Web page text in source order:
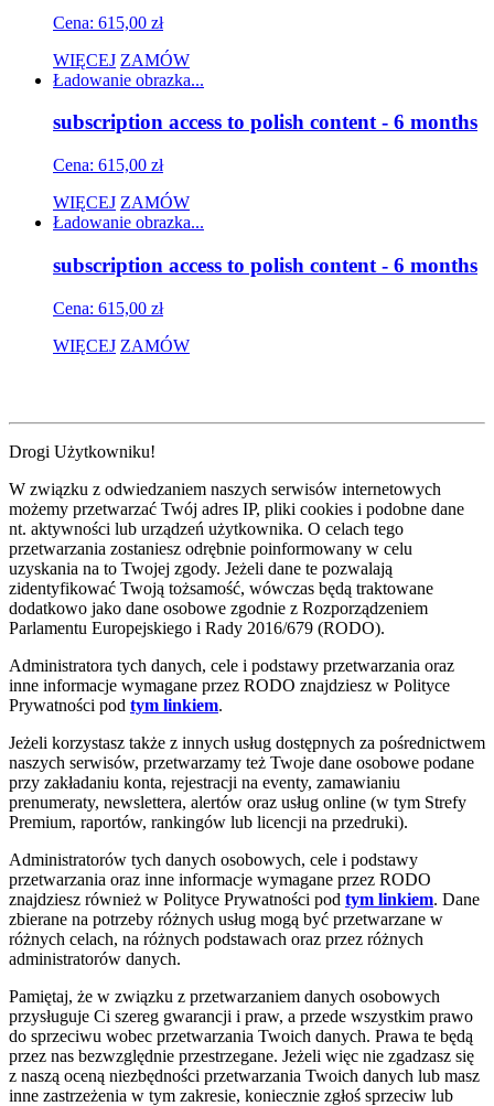
Cena: 615,00 zł
WIĘCEJ ZAMÓW
Ładowanie obrazka...
subscription access to polish content - 6 months
Cena: 615,00 zł
WIĘCEJ ZAMÓW
Ładowanie obrazka...
subscription access to polish content - 6 months
Cena: 615,00 zł
WIĘCEJ ZAMÓW
Drogi Użytkowniku!
W związku z odwiedzaniem naszych serwisów internetowych
możemy przetwarzać Twój adres IP, pliki cookies i podobne dane
nt. aktywności lub urządzeń użytkownika. O celach tego
przetwarzania zostaniesz odrębnie poinformowany w celu
uzyskania na to Twojej zgody. Jeżeli dane te pozwalają
zidentyfikować Twoją tożsamość, wówczas będą traktowane
dodatkowo jako dane osobowe zgodnie z Rozporządzeniem
Parlamentu Europejskiego i Rady 2016/679 (RODO).
Administratora tych danych, cele i podstawy przetwarzania oraz
inne informacje wymagane przez RODO znajdziesz w Polityce
Prywatności pod tym linkiem.
Jeżeli korzystasz także z innych usług dostępnych za pośrednictwem
naszych serwisów, przetwarzamy też Twoje dane osobowe podane
przy zakładaniu konta, rejestracji na eventy, zamawianiu
prenumeraty, newslettera, alertów oraz usług online (w tym Strefy
Premium, raportów, rankingów lub licencji na przedruki).
Administratorów tych danych osobowych, cele i podstawy
przetwarzania oraz inne informacje wymagane przez RODO
znajdziesz również w Polityce Prywatności pod tym linkiem. Dane
zbierane na potrzeby różnych usług mogą być przetwarzane w
różnych celach, na różnych podstawach oraz przez różnych
administratorów danych.
Pamiętaj, że w związku z przetwarzaniem danych osobowych
przysługuje Ci szereg gwarancji i praw, a przede wszystkim prawo
do sprzeciwu wobec przetwarzania Twoich danych. Prawa te będą
przez nas bezwzględnie przestrzegane. Jeżeli więc nie zgadzasz się
z naszą oceną niezbędności przetwarzania Twoich danych lub masz
inne zastrzeżenia w tym zakresie, koniecznie zgłoś sprzeciw lub